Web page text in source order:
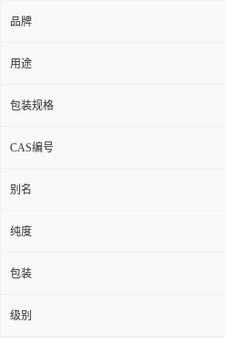
品牌
用途
包装规格
CAS编号
别名
纯度
包装
级别